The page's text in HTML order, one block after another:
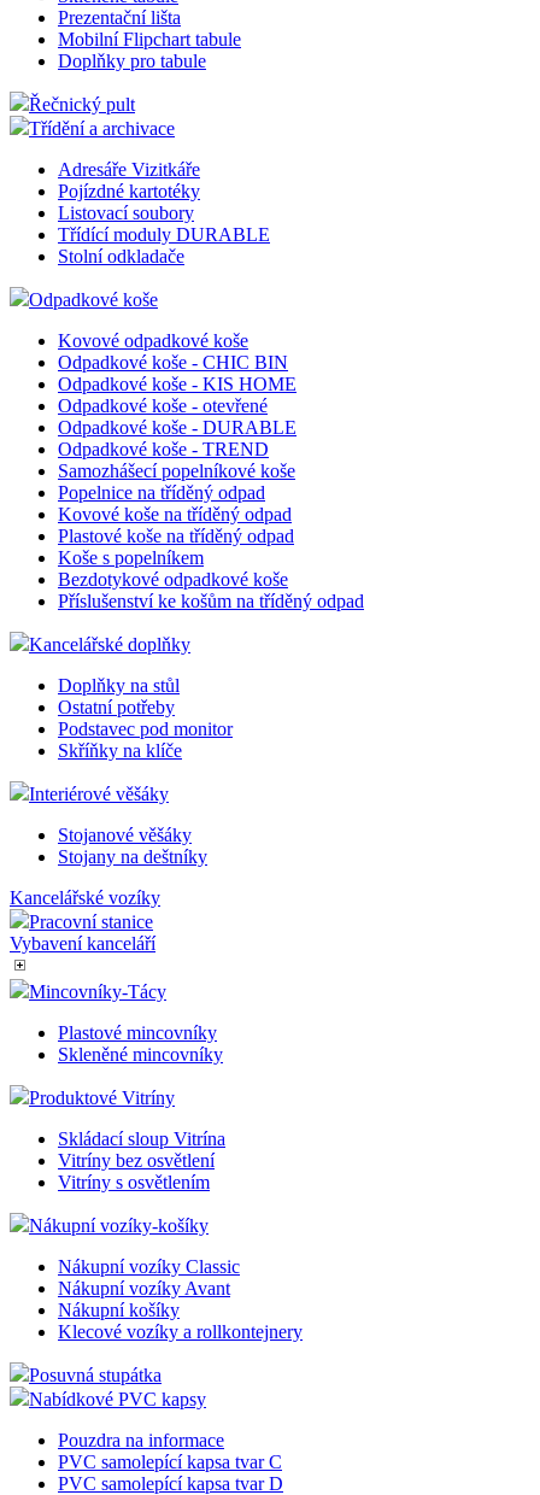
Prezentační lišta
Mobilní Flipchart tabule
Doplňky pro tabule
Řečnický pult
Třídění a archivace
Adresáře Vizitkáře
Pojízdné kartotéky
Listovací soubory
Třídící moduly DURABLE
Stolní odkladače
Odpadkové koše
Kovové odpadkové koše
Odpadkové koše - CHIC BIN
Odpadkové koše - KIS HOME
Odpadkové koše - otevřené
Odpadkové koše - DURABLE
Odpadkové koše - TREND
Samozhášecí popelníkové koše
Popelnice na tříděný odpad
Kovové koše na tříděný odpad
Plastové koše na tříděný odpad
Koše s popelníkem
Bezdotykové odpadkové koše
Příslušenství ke košům na tříděný odpad
Kancelářské doplňky
Doplňky na stůl
Ostatní potřeby
Podstavec pod monitor
Skříňky na klíče
Interiérové věšáky
Stojanové věšáky
Stojany na deštníky
Kancelářské vozíky
Pracovní stanice
Vybavení kanceláří
Mincovníky-Tácy
Plastové mincovníky
Skleněné mincovníky
Produktové Vitríny
Skládací sloup Vitrína
Vitríny bez osvětlení
Vitríny s osvětlením
Nákupní vozíky-košíky
Nákupní vozíky Classic
Nákupní vozíky Avant
Nákupní košíky
Klecové vozíky a rollkontejnery
Posuvná stupátka
Nabídkové PVC kapsy
Pouzdra na informace
PVC samolepící kapsa tvar C
PVC samolepící kapsa tvar D